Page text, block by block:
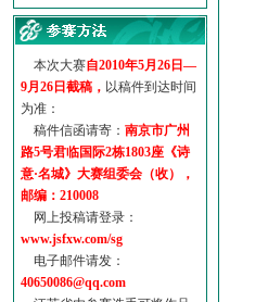
·【诗意·名城】地铁展示作...
·诗意名城·地铁时间
地铁完美呈现【诗意·名城...
参赛作品多达5000多首
“诗意·名城”晒诗会
特别通知--致广大诗词爱好...
本次大赛自2010年5月26日—
9月26日截稿， 以稿件到达时间
为准：
稿件信函请寄： 南京市广州
路5号君临国际2栋1803座《诗
意·名城》大赛组委会（收），
邮编：210008
网上投稿请登录：
www.jsfxw.com/sg
电子邮件请发：
40650086@qq.com